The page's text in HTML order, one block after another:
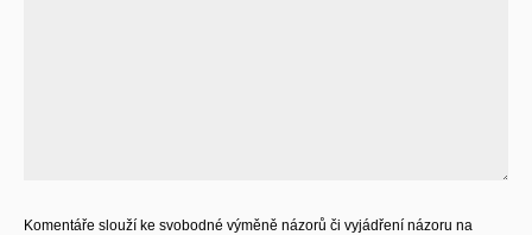
Komentáře slouží ke svobodné výměně názorů či vyjádření názoru na